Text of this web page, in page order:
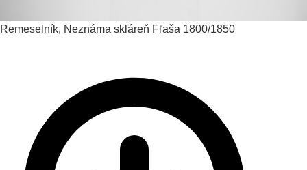
Remeselník, Neznáma skláreň Fľaša 1800/1850